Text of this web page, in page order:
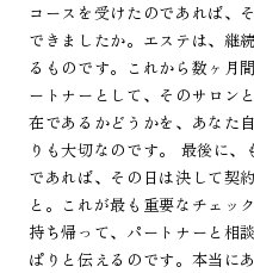
コースを受けたのであれば、
できましたか。エステは、継
るものです。これから数ヶ月
ートナーとして、そのサロン
在であるかどうかを、あなた
りも大切なのです。 最後に
であれば、その日は決して契
と。これが最も重要なチェッ
持ち帰って、パートナーと相
ぱりと伝えるのです。本当に